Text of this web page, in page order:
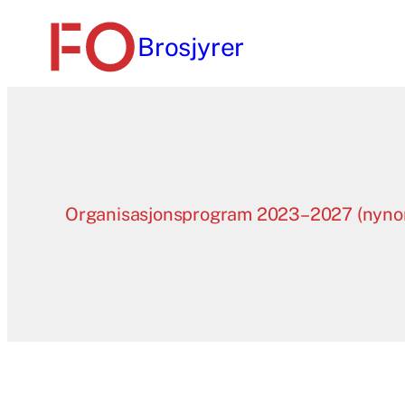
Hopp
innhold
Brosjyrer
Organisasjonsprogram 2023–2027